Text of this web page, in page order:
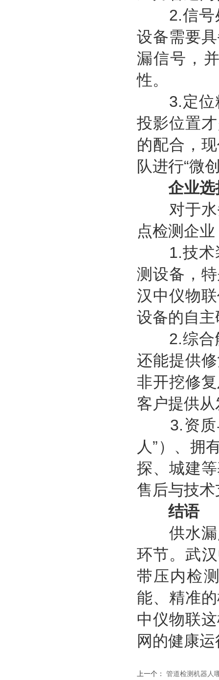
2.信号处
设备需要
漏信号，
性。
3.定位精
投影位置
的配合，
队进行“微
企业
对于水务
点检测企
1.技术装
测设备，
汉中仪物
设备的自
2.综合解
还能提供
非开挖修
客户提供
3.资质与
人”）、拥
探、城建
售后与技
结语
供水漏点
环节。武
带压内检
能、精准
中仪物联
网的健康
上一个： 管道检测机器人哪